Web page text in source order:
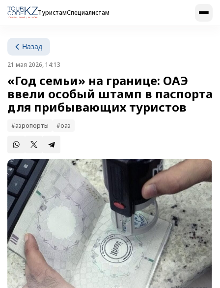
ТуристамСпециалистам
Назад
21 мая 2026, 14:13
«Год семьи» на границе: ОАЭ
ввели особый штамп в паспорта
для прибывающих туристов
#аэропорты #оаэ